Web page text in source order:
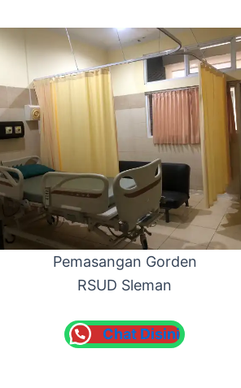
Pemasangan Gorden
RSUD Sleman
Chat Disini